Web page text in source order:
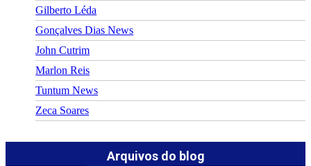
Gilberto Léda
Gonçalves Dias News
John Cutrim
Marlon Reis
Tuntum News
Zeca Soares
Arquivos do blog